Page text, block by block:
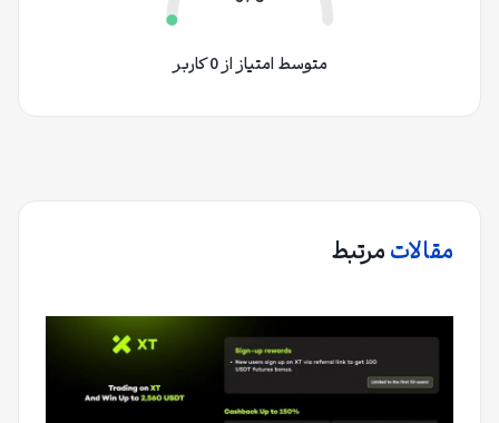
متوسط امتیاز از 0 کاربر
مقالاتمرتبط